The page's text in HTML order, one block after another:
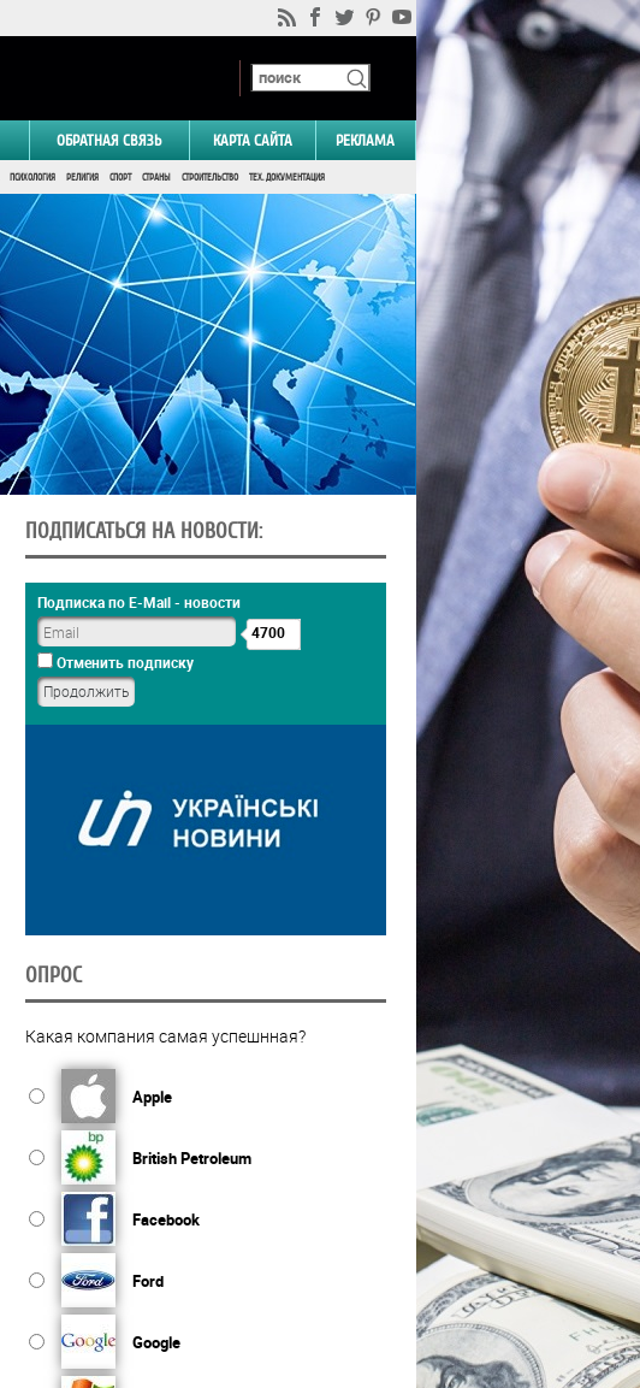
ОБРАТНАЯ СВЯЗЬ КАРТА САЙТА РЕКЛАМА
ПСИХОЛОГИЯ РЕЛИГИЯ СПОРТ СТРАНЫ СТРОИТЕЛЬСТВО ТЕХ. ДОКУМЕНТАЦИЯ
ПОДПИСАТЬСЯ НА НОВОСТИ:
Подписка по E-Mail - новости
4700
Отменить подписку
ОПРОС
Какая компания самая успешнная?
Apple
British Petroleum
Facebook
Ford
Google